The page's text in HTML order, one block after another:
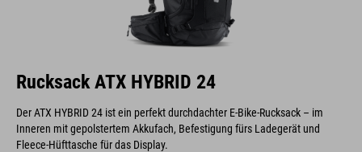
Rucksack ATX HYBRID 24
Der ATX HYBRID 24 ist ein perfekt durchdachter E-Bike-Rucksack – im
Inneren mit gepolstertem Akkufach, Befestigung fürs Ladegerät und
Fleece-Hüfttasche für das Display.